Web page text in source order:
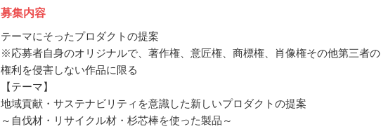
募集内容
テーマにそったプロダクトの提案
※応募者自身のオリジナルで、著作権、意匠権、商標権、肖像権その他第三者の
権利を侵害しない作品に限る
【テーマ】
地域貢献・サステナビリティを意識した新しいプロダクトの提案
～自伐材・リサイクル材・杉芯棒を使った製品～